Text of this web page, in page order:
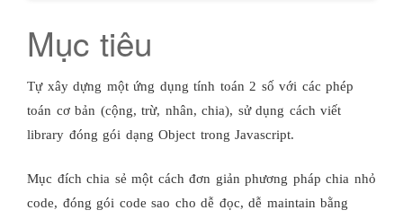
Mục tiêu
Tự xây dựng một ứng dụng tính toán 2 số với các phép
toán cơ bản (cộng, trừ, nhân, chia), sử dụng cách viết
library đóng gói dạng Object trong Javascript.
Mục đích chia sẻ một cách đơn giản phương pháp chia nhỏ
code, đóng gói code sao cho dễ đọc, dễ maintain bằng